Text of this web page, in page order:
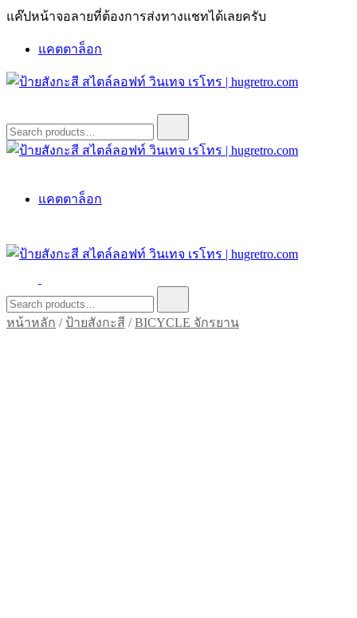
Skip
แค๊ปหน้าจอลายที่ต้องการส่งทางแชทได้เลยครับ
แคตตาล็อก
ป้ายสังกะสี สไตล์ลอฟท์ วินเทจ เรโทร | hugretro.com
ป้ายวินเทจ แต่งบ้าน ร้านกาแฟ ผับ โรงแรม ป้ายโค้ก เป็ปซี่เวสป้า
ฮาร์เล่ย์โฆษณาเก่าโบราณ มีราคาแบบสวยๆเพียบหรือสั่งทำโทร
O8664277II
for:
ฮาร์เล่ย์โฆษณาเก่าโบราณ มีราคาแบบสวยๆเพียบหรือสั่งทำโทร
แคตตาล็อก
ป้ายสังกะสี สไตล์ลอฟท์ วินเทจ เรโทร | hugretro.com
ป้ายวินเทจ แต่งบ้าน ร้านกาแฟ ผับ โรงแรม ป้ายโค้ก เป็ปซี่เวสป้า
ฮาร์เล่ย์โฆษณาเก่าโบราณ มีราคาแบบสวยๆเพียบหรือสั่งทำโทร
O8664277II
for:
หน้าหลัก / ป้ายสังกะสี /BICYCLE จักรยาน